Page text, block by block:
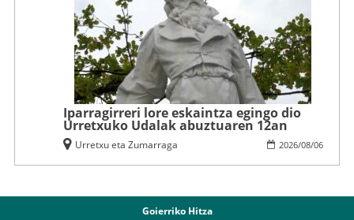
Iparragirreri lore eskaintza egingo dio
Urretxuko Udalak abuztuaren 12an
2026/08/06
Urretxu eta Zumarraga
Goierriko Hitza